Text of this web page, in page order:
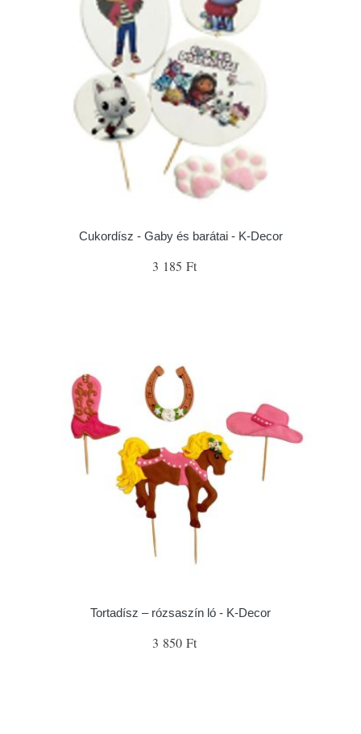
Cukordísz - Gaby és barátai - K-Decor
3 185 Ft
Tortadísz – rózsaszín ló - K-Decor
3 850 Ft